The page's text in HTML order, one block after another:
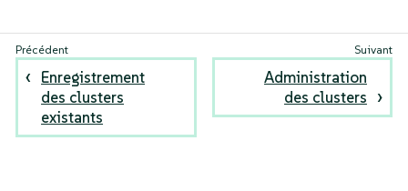
Enregistrement
des clusters
existants
Administration
des clusters